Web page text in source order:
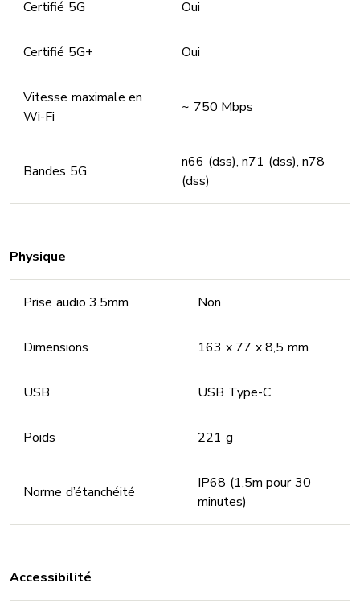
Certifié 5G Oui
Certifié 5G+ Oui
Vitesse maximale en
Wi-Fi
~ 750 Mbps
Bandes 5G
n66 (dss), n71 (dss), n78
(dss)
Physique
Prise audio 3.5mm Non
Dimensions 163 x 77 x 8,5 mm
USB USB Type-C
Poids 221 g
Norme d’étanchéité
IP68 (1,5m pour 30
minutes)
Accessibilité